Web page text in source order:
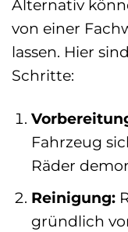
Alternativ
von einer
lassen. Hier
Schritte:
Fahrzeug
Räder
Reinigung:
gründlich